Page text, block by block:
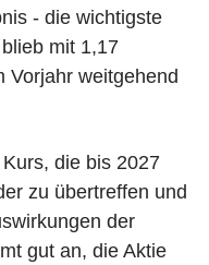
- die wichtigste
mit 1,17
Vorjahr weitgehend
die bis 2027
zu übertreffen und
der
gut an, die Aktie